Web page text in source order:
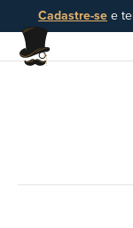
Cadastre-se e